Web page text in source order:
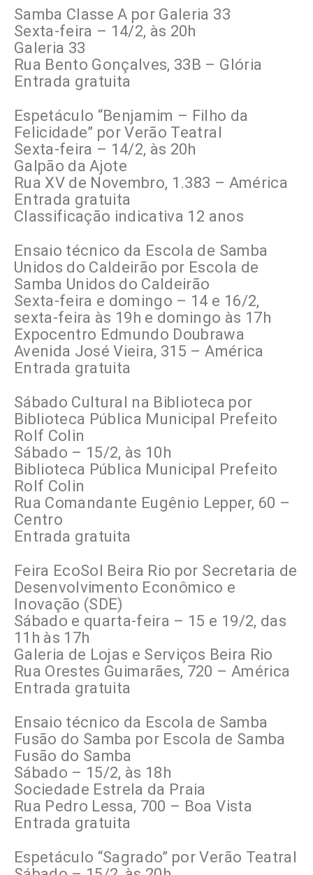
Samba Classe A por Galeria 33
Sexta-feira – 14/2, às 20h
Galeria 33
Rua Bento Gonçalves, 33B – Glória
Entrada gratuita
Espetáculo “Benjamim – Filho da
Felicidade” por Verão Teatral
Sexta-feira – 14/2, às 20h
Galpão da Ajote
Rua XV de Novembro, 1.383 – América
Entrada gratuita
Classificação indicativa 12 anos
Ensaio técnico da Escola de Samba
Unidos do Caldeirão por Escola de
Samba Unidos do Caldeirão
Sexta-feira e domingo – 14 e 16/2,
sexta-feira às 19h e domingo às 17h
Expocentro Edmundo Doubrawa
Avenida José Vieira, 315 – América
Entrada gratuita
Sábado Cultural na Biblioteca por
Biblioteca Pública Municipal Prefeito
Rolf Colin
Sábado – 15/2, às 10h
Biblioteca Pública Municipal Prefeito
Rolf Colin
Rua Comandante Eugênio Lepper, 60 –
Centro
Entrada gratuita
Feira EcoSol Beira Rio por Secretaria de
Desenvolvimento Econômico e
Inovação (SDE)
Sábado e quarta-feira – 15 e 19/2, das
11h às 17h
Galeria de Lojas e Serviços Beira Rio
Rua Orestes Guimarães, 720 – América
Entrada gratuita
Ensaio técnico da Escola de Samba
Fusão do Samba por Escola de Samba
Fusão do Samba
Sábado – 15/2, às 18h
Sociedade Estrela da Praia
Rua Pedro Lessa, 700 – Boa Vista
Entrada gratuita
Espetáculo “Sagrado” por Verão Teatral